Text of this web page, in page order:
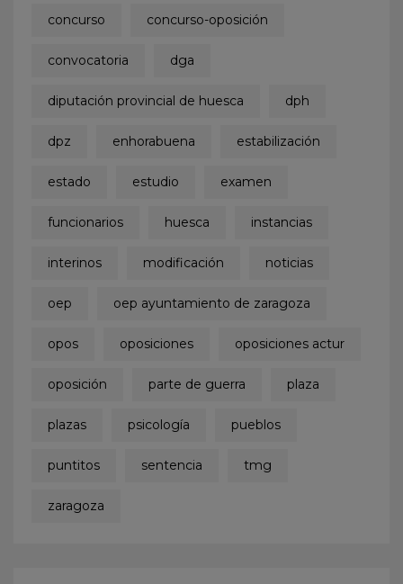
concurso concurso-oposición
convocatoria dga
diputación provincial de huesca dph
dpz enhorabuena estabilización
estado estudio examen
funcionarios huesca instancias
interinos modificación noticias
oep oep ayuntamiento de zaragoza
opos oposiciones oposiciones actur
oposición parte de guerra plaza
plazas psicología pueblos
puntitos sentencia tmg
zaragoza